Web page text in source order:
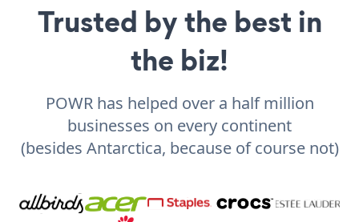
Trusted by the best in
the biz!
POWR has helped over a half million
businesses on every continent
(besides Antarctica, because of course not)